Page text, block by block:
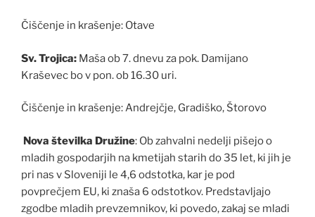
Čiščenje in krašenje: Otave
Sv. Trojica: Maša ob 7. dnevu za pok. Damijano
Kraševec bo v pon. ob 16.30 uri.
Čiščenje in krašenje: Andrejčje, Gradiško, Štorovo
Nova številka Družine: Ob zahvalni nedelji pišejo o
mladih gospodarjih na kmetijah starih do 35 let, ki jih je
pri nas v Sloveniji le 4,6 odstotka, kar je pod
povprečjem EU, ki znaša 6 odstotkov. Predstavljajo
zgodbe mladih prevzemnikov, ki povedo, zakaj se mladi